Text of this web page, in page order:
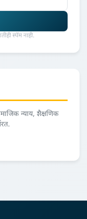
स्पॅम नाही.
न्याय, शैक्षणिक